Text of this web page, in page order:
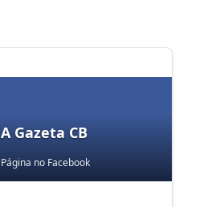
A Gazeta CB
Página no Facebook